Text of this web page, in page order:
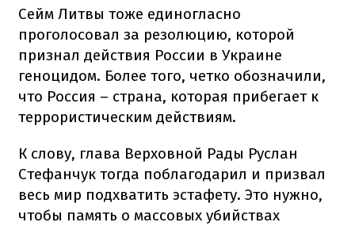
Сейм Литвы тоже единогласно
проголосовал за резолюцию, которой
признал действия России в Украине
геноцидом. Более того, четко обозначили,
что Россия – страна, которая прибегает к
террористическим действиям.
К слову, глава Верховной Рады Руслан
Стефанчук тогда поблагодарил и призвал
весь мир подхватить эстафету. Это нужно,
чтобы память о массовых убийствах